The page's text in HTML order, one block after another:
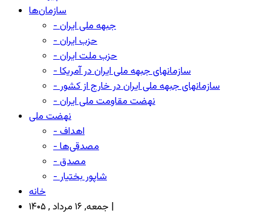
سازمان‌ها
- جبهه ملی ایران
- حزب ایران
- حزب ملت ایران
- سازمانهای جبهه ملی ایران در آمریکا
- سازمانهای جبهه ملی ایران در خارج از کشور
- نهضت مقاومت ملی ایران
نهضت ملی
- اهداف
- مصدقی‌ها
- مصدق
- شاپور بختیار
خانه
جمعه, ۱۶ مرداد , ۱۴۰۵ |